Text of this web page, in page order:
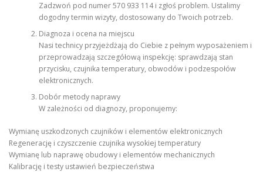
Zadzwoń pod numer 570 933 114 i zgłoś problem. Ustalimy
dogodny termin wizyty, dostosowany do Twoich potrzeb.
Diagnoza i ocena na miejscu
Nasi technicy przyjeżdżają do Ciebie z pełnym wyposażeniem i
przeprowadzają szczegółową inspekcję: sprawdzają stan
przycisku, czujnika temperatury, obwodów i podzespołów
elektronicznych.
Dobór metody naprawy
W zależności od diagnozy, proponujemy:
Wymianę uszkodzonych czujników i elementów elektronicznych
Regenerację i czyszczenie czujnika wysokiej temperatury
Wymianę lub naprawę obudowy i elementów mechanicznych
Kalibrację i testy ustawień bezpieczeństwa